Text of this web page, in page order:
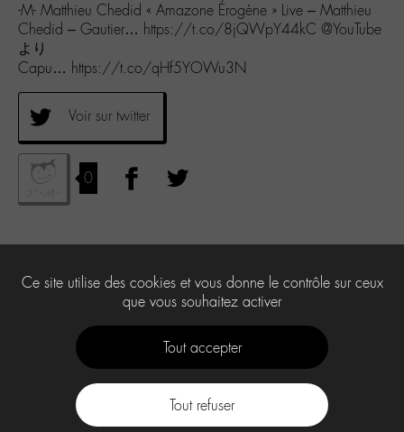
-M- Matthieu Chedid « Amazone Érogène » Live – Matthieu
Chedid – Gautier… https://t.co/8jQWpY44kC @YouTube
より
Capu… https://t.co/qHf5YOWu3N
Voir sur twitter
0
Ce site utilise des cookies et vous donne le contrôle sur ceux
que vous souhaitez activer
Tout accepter
Tout refuser